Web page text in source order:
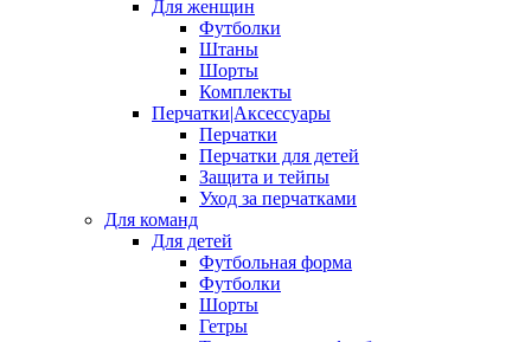
Для женщин
Футболки
Штаны
Шорты
Комплекты
Перчатки|Аксессуары
Перчатки
Перчатки для детей
Защита и тейпы
Уход за перчатками
Для команд
Для детей
Футбольная форма
Футболки
Шорты
Гетры